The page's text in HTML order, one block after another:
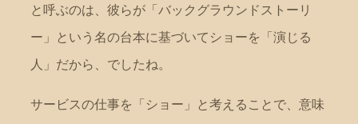
と呼ぶのは、彼らが「バックグラウンドストーリ
ー」という名の台本に基づいてショーを「演じる
人」だから、でしたね。
サービスの仕事を「ショー」と考えることで、意味